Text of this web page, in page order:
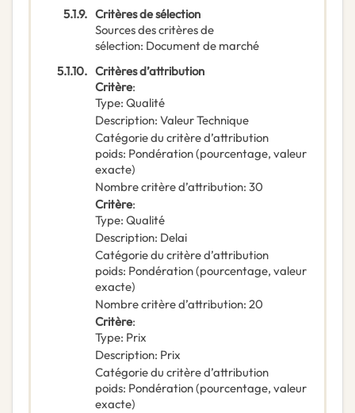
5.1.9. Critères de sélection
Sources des critères de
sélection: Document de marché
5.1.10. Critères d’attribution
Critère:
Type: Qualité
Description: Valeur Technique
Catégorie du critère d’attribution
poids: Pondération (pourcentage, valeur
exacte)
Nombre critère d’attribution: 30
Critère:
Type: Qualité
Description: Delai
Catégorie du critère d’attribution
poids: Pondération (pourcentage, valeur
exacte)
Nombre critère d’attribution: 20
Critère:
Type: Prix
Description: Prix
Catégorie du critère d’attribution
poids: Pondération (pourcentage, valeur
exacte)